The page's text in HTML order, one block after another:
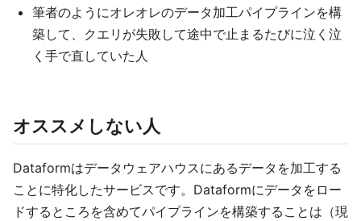
筆者のようにオレオレのデータ加工パイプラインを構
築して、クエリが失敗して途中で止まるたびに泣く泣
く手で直していた人
オススメしない人
Dataformはデータウェアハウスにあるデータを加工する
ことに特化したサービスです。Dataformにデータをロー
ドするところを含めてパイプラインを構築することは（現